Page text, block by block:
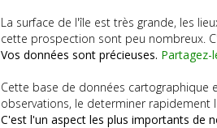
La surface de l'île est très grande, les
cette prospection sont peu nombreux.
Vos données sont précieuses. Partagez-
Cette base de données cartographique
observations, le determiner rapidement
C'est l'un aspect les plus importants de